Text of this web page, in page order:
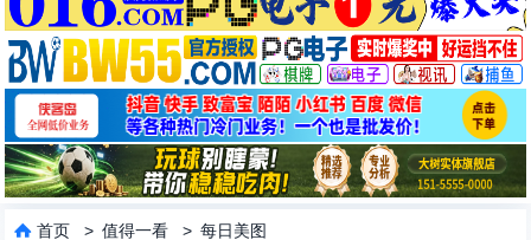
 首页 >值得一看 >每日美图